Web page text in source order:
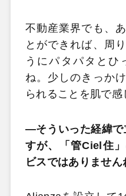
不動産業界でも、
とができれば、周
うにパタパタとひ
ね。少しのきっか
られることを肌で感
―そういった経緯
すが、「管Ciel住
ビスではありません